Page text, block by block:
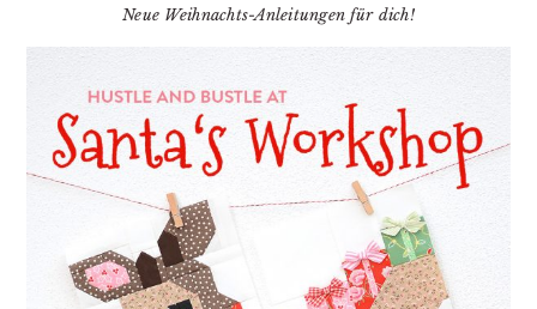
Neue Weihnachts-Anleitungen für dich!